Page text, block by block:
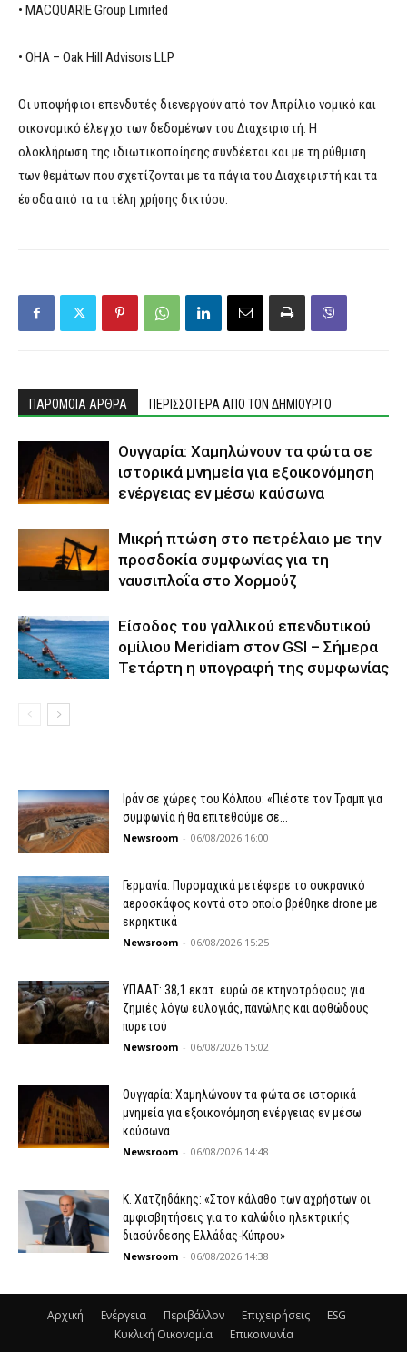
• MACQUARIE Group Limited
• OHA – Oak Hill Advisors LLP
Οι υποψήφιοι επενδυτές διενεργούν από τον Απρίλιο νομικό και
οικονομικό έλεγχο των δεδομένων του Διαχειριστή. Η
ολοκλήρωση της ιδιωτικοποίησης συνδέεται και με τη ρύθμιση
των θεμάτων που σχετίζονται με τα πάγια του Διαχειριστή και τα
έσοδα από τα τα τέλη χρήσης δικτύου.
ΠΑΡΟΜΟΙΑ ΑΡΘΡΑ ΠΕΡΙΣΣΟΤΕΡΑ ΑΠΟ ΤΟΝ ΔΗΜΙΟΥΡΓΟ
Ουγγαρία: Χαμηλώνουν τα φώτα σε
ιστορικά μνημεία για εξοικονόμηση
ενέργειας εν μέσω καύσωνα
Μικρή πτώση στο πετρέλαιο με την
προσδοκία συμφωνίας για τη
ναυσιπλοΐα στο Χορμούζ
Είσοδος του γαλλικού επενδυτικού
ομίλιου Meridiam στον GSI – Σήμερα
Τετάρτη η υπογραφή της συμφωνίας
Ιράν σε χώρες του Κόλπου: «Πιέστε τον Τραμπ για
συμφωνία ή θα επιτεθούμε σε...
Newsroom - 06/08/2026 16:00
Γερμανία: Πυρομαχικά μετέφερε το ουκρανικό
αεροσκάφος κοντά στο οποίο βρέθηκε drone με
εκρηκτικά
Newsroom - 06/08/2026 15:25
ΥΠΑΑΤ: 38,1 εκατ. ευρώ σε κτηνοτρόφους για
ζημιές λόγω ευλογιάς, πανώλης και αφθώδους
πυρετού
Newsroom - 06/08/2026 15:02
Ουγγαρία: Χαμηλώνουν τα φώτα σε ιστορικά
μνημεία για εξοικονόμηση ενέργειας εν μέσω
καύσωνα
Newsroom - 06/08/2026 14:48
Κ. Χατζηδάκης: «Στον κάλαθο των αχρήστων οι
αμφισβητήσεις για το καλώδιο ηλεκτρικής
διασύνδεσης Ελλάδας-Κύπρου»
Newsroom - 06/08/2026 14:38
Αρχική Ενέργεια Περιβάλλον Επιχειρήσεις
ESG
Κυκλική Οικονομία
Επικοινωνία